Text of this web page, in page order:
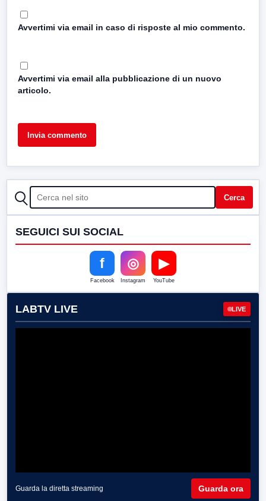
Avvertimi via email in caso di risposte al mio commento.
Avvertimi via email alla pubblicazione di un nuovo
articolo.
CERCA Cerca
SEGUICI SUI SOCIAL
f
Facebook
◎
Instagram
▶
YouTube
LABTV LIVE LIVE
Guarda la diretta streaming Guarda ora